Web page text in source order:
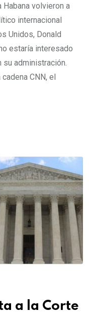
volvieron a
internacional
Unidos, Donald
estaría interesado
administración.
CNN, el
a la Corte